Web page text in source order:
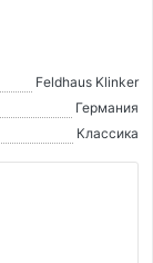
Feldhaus Klinker
Германия
Классика